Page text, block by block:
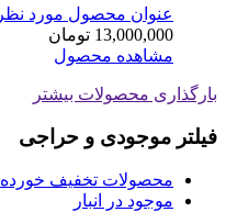
عنوان محصول مورد نظر
13,000,000 تومان
مشاهده محصول
بارگذاری محصولات بیشتر
فیلتر موجودی و حراجی
محصولات تخفیف خورده
موجود در انبار